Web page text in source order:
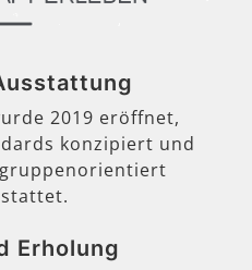
2019 eröffnet,
konzipiert und
Erholung